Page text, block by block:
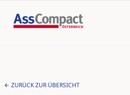
ZURÜCK ZUR ÜBERSICHT